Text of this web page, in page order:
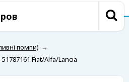
помпи) →
Fiat/Alfa/Lancia